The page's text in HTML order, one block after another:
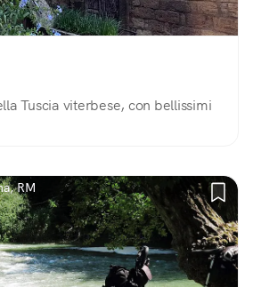
Tuscia viterbese, con bellissimi
RM